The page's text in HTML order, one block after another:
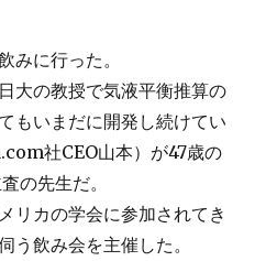
みに行った。
大の教授で気液平衡推算の
もいまだに開発し続けてい
社CEO山本）が47歳の
の先生だ。
リカの学会に参加されてき
う飲み会を主催した。